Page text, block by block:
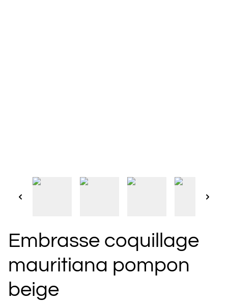
Embrasse coquillage
mauritiana pompon
beige